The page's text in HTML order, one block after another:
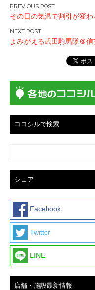
投
稿
ナ
ビ
シ
ョ
その日の気温で割引が変
よみがえる武田騎馬隊＠信
ココシルで検索
シェア
Facebook
Twitter
LINE
店舗・施設最新情報